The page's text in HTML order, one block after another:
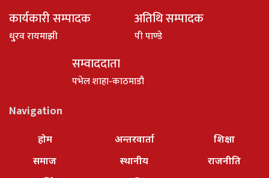
कार्यकारी सम्पादक
धु्रव रायमाझी
अतिथि सम्पादक
पी पाण्डे
सम्वाददाता
पभेल शाहा-काठमाडौ
Navigation
होम
समाज
अन्तरवार्ता
स्थानीय
शिक्षा
राजनीति